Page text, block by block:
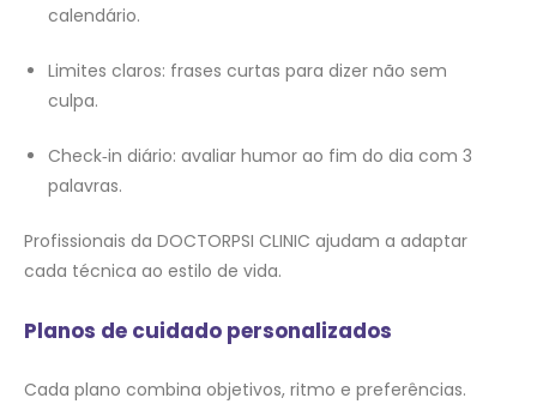
calendário.
Limites claros: frases curtas para dizer não sem
culpa.
Check‑in diário: avaliar humor ao fim do dia com 3
palavras.
Profissionais da DOCTORPSI CLINIC ajudam a adaptar
cada técnica ao estilo de vida.
Planos de cuidado personalizados
Cada plano combina objetivos, ritmo e preferências.